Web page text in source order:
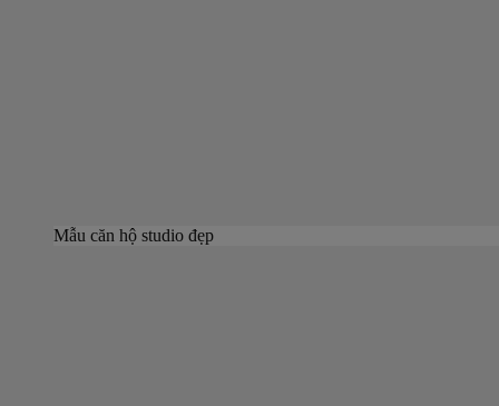
Mẫu căn hộ studio đẹp